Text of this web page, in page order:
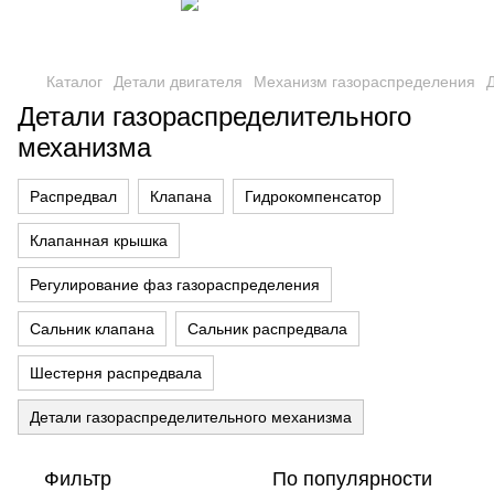
Каталог Детали двигателя Механизм газораспределения
Детали газораспределительного
механизма
Распредвал Клапана Гидрокомпенсатор
Клапанная крышка
Регулирование фаз газораспределения
Сальник клапана Сальник распредвала
Шестерня распредвала
Детали газораспределительного механизма
Фильтр По популярности